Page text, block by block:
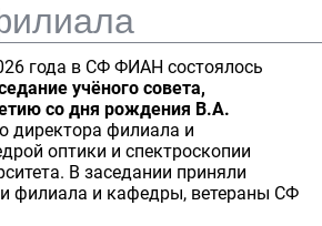
года в СФ ФИАН состоялось
учёного совета,
со дня рождения В.А.
директора филиала и
оптики и спектроскопии
В заседании приняли
филиала и кафедры, ветераны СФ